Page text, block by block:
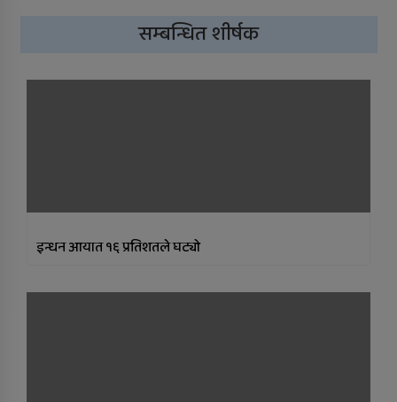
कार्यक्रम
सम्बन्धित शीर्षक
इन्धन आयात १६ प्रतिशतले घट्यो